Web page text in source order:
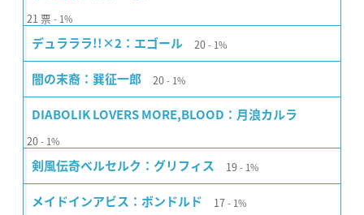
21 票 1%
デュラララ!!×2：エゴール 20 1%
闇の末裔：巽征一郎 20 1%
DIABOLIK LOVERS MORE,BLOOD：月浪カルラ
20 1%
剣風伝奇ベルセルク：グリフィス 19 1%
メイドインアビス：ボンドルド 17 1%